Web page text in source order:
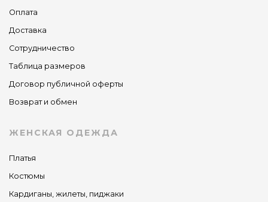
Оплата
Доставка
Сотрудничество
Таблица размеров
Договор публичной оферты
Возврат и обмен
ЖЕНСКАЯ ОДЕЖДА
Платья
Костюмы
Кардиганы, жилеты, пиджаки